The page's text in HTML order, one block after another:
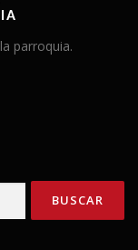
parroquia.